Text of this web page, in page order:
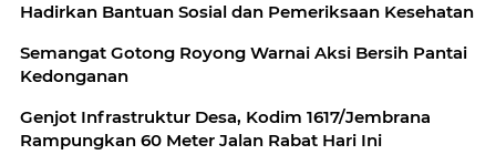
Hadirkan Bantuan Sosial dan Pemeriksaan Kesehatan
Semangat Gotong Royong Warnai Aksi Bersih Pantai
Kedonganan
Genjot Infrastruktur Desa, Kodim 1617/Jembrana
Rampungkan 60 Meter Jalan Rabat Hari Ini